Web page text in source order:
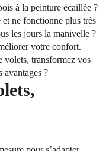
à la peinture écaillée ?
ne fonctionne plus très
les jours la manivelle ?
votre confort.
volets, transformez vos
avantages ?